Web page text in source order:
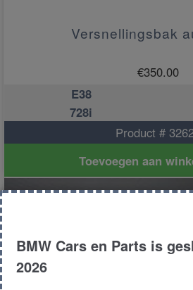
Versnellingsbak
€350.00
E38
728i
Product #
Toevoegen aan
BMW Cars en Parts is
2026